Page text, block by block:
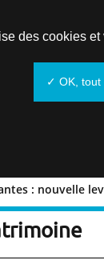
: nouvelle
de
des cookies
✓ OK, tout